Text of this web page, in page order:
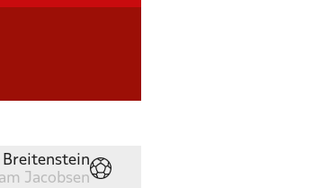
Breitenstein
Jacobsen